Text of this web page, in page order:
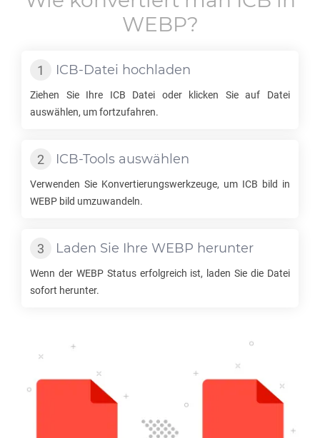
WEBP?
ICB-Datei hochladen
Ziehen Sie Ihre ICB Datei oder klicken Sie auf Datei
auswählen, um fortzufahren.
ICB-Tools auswählen
Verwenden Sie Konvertierungswerkzeuge, um ICB bild in
WEBP bild umzuwandeln.
Laden Sie Ihre WEBP herunter
Wenn der WEBPStatus erfolgreich ist, laden Sie die Datei
sofort herunter.